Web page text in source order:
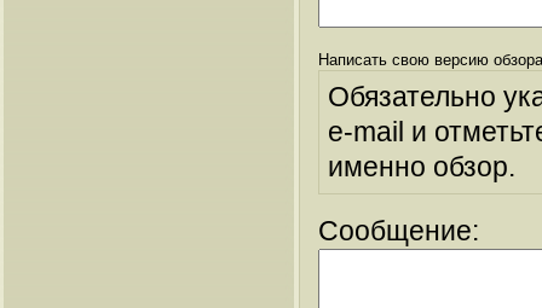
Написать свою версию
Обязательно
e-mail и
именно обзор.
Сообщение: